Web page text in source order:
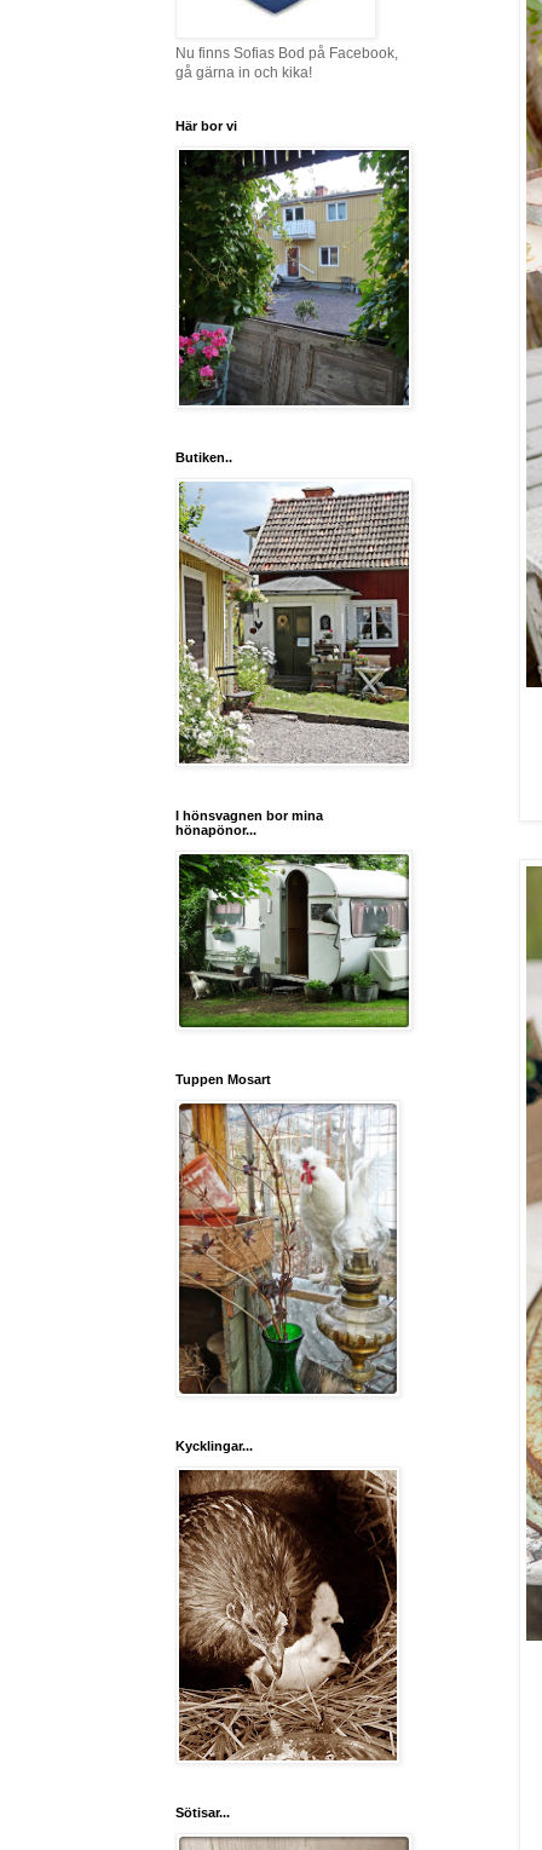
Nu finns Sofias Bod på Facebook,
gå gärna in och kika!
Här bor vi
Butiken..
I hönsvagnen bor mina
hönapönor...
Tuppen Mosart
Kycklingar...
Sötisar...